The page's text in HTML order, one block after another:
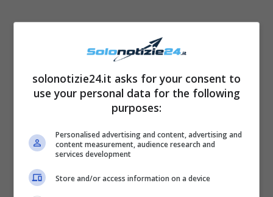
suo look, scegliendo un’acconciatura, un
trucco e uno stile nel vestire più freschi e
solonotizie24.it asks for your consent to
use your personal data for the following
purposes:
Personalised advertising and content, advertising and
content measurement, audience research and
services development
Store and/or access information on a device